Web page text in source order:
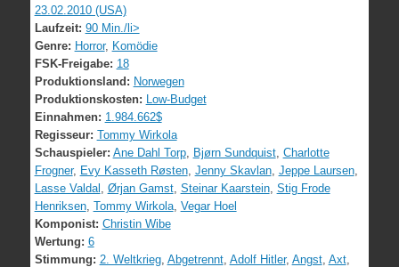
23.02.2010 (USA)
Laufzeit: 90 Min./li>
Genre: Horror, Komödie
FSK-Freigabe: 18
Produktionsland: Norwegen
Produktionskosten: Low-Budget
Einnahmen: 1.984.662$
Regisseur: Tommy Wirkola
Schauspieler: Ane Dahl Torp, Bjørn Sundquist, Charlotte
Frogner, Evy Kasseth Røsten, Jenny Skavlan, Jeppe Laursen,
Lasse Valdal , Ørjan Gamst, Steinar Kaarstein, Stig Frode
Henriksen, Tommy Wirkola, Vegar Hoel
Komponist: Christin Wibe
Wertung: 6
Stimmung: 2. Weltkrieg, Abgetrennt, Adolf Hitler, Angst, Axt,